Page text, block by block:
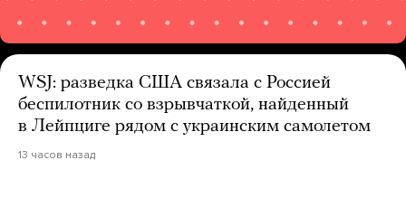
WSJ: разведка США связала с Россией
беспилотник со взрывчаткой, найденный
в Лейпциге рядом с украинским самолетом
13 часов назад